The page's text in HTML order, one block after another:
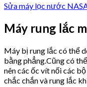
Sửa máy lọc nước
Máy rung lắc
Máy bị rung lắc có thể
bằng phẳng.Cũng có
nên các ốc vít nối các
chắc chắn và rung lắc